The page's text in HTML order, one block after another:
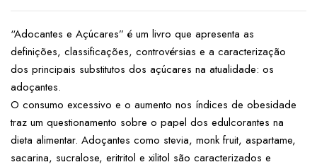
“Adocantes e Açúcares” é um livro que apresenta as
definições, classificações, controvérsias e a caracterização
dos principais substitutos dos açúcares na atualidade: os
adoçantes.
O consumo excessivo e o aumento nos índices de obesidade
traz um questionamento sobre o papel dos edulcorantes na
dieta alimentar. Adoçantes como stevia, monk fruit, aspartame,
sacarina, sucralose, eritritol e xilitol são caracterizados e